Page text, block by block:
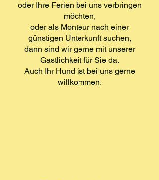
oder Ihre Ferien bei uns verbringen
möchten,
oder als Monteur nach einer
günstigen Unterkunft suchen,
dann sind wir gerne mit unserer
Gastlichkeit für Sie da.
Auch Ihr Hund ist bei uns gerne
willkommen.